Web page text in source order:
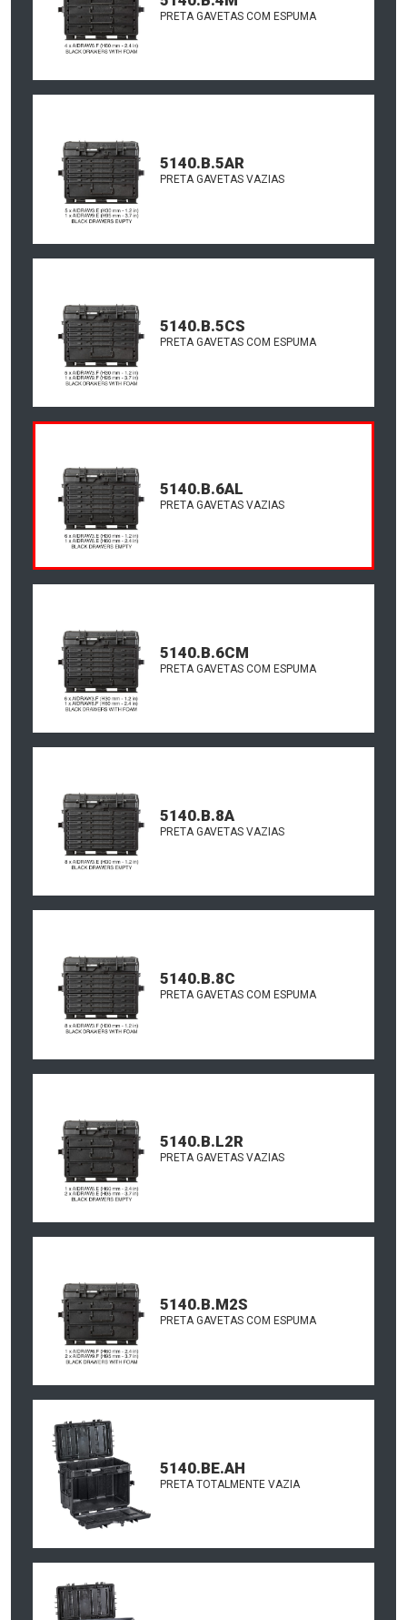
PRETA GAVETAS COM ESPUMA
5140.B.5AR
PRETA GAVETAS VAZIAS
5140.B.5CS
PRETA GAVETAS COM ESPUMA
5140.B.6AL
PRETA GAVETAS VAZIAS
5140.B.6CM
PRETA GAVETAS COM ESPUMA
5140.B.8A
PRETA GAVETAS VAZIAS
5140.B.8C
PRETA GAVETAS COM ESPUMA
5140.B.L2R
PRETA GAVETAS VAZIAS
5140.B.M2S
PRETA GAVETAS COM ESPUMA
5140.BE.AH
PRETA TOTALMENTE VAZIA